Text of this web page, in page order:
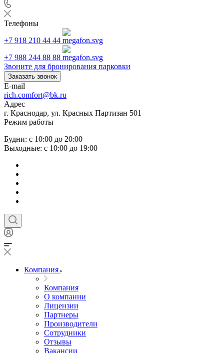
Телефоны
+7 918 210 44 44
+7 988 244 88 88
Звоните для бронирования парковки
Заказать звонок
E-mail
rich.comfort@bk.ru
Адрес
г. Краснодар, ул. Красных Партизан 501
Режим работы
Будни: с 10:00 до 20:00
Выходные: с 10:00 до 19:00
Компания
Компания
О компании
Лицензии
Партнеры
Производители
Сотрудники
Отзывы
Вакансии